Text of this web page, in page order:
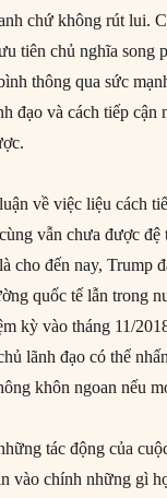
chứ không rút lui.
tiên chủ nghĩa song
thông qua sức
đạo và cách tiếp
về việc liệu cách
vẫn chưa được
cho đến nay, Trump
quốc tế lẫn trong
kỳ vào tháng 11/
lãnh đạo có thể
khôn ngoan nếu
tác động của
vào chính những gì